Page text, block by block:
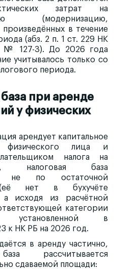
затрат на
(модернизацию,
произведённых в течение
(абз. 2 п. 1 ст. 229 НК
№ 127-З). До 2026 года
учитывалось только со
периода.
база при аренде
у физических
арендует капитальное
лица и
налога на
налоговая база
не по остаточной
нет в бухучёте
а исходя из расчётной
категории
установленной в
к НК РБ на 2026 год.
в аренду частично,
рассчитывается
сдаваемой площади: